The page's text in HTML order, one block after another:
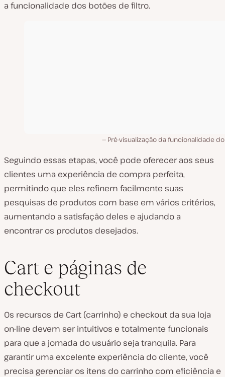
a funcionalidade dos botões de filtro.
Pré-visualização da funcionalidade
Seguindo essas etapas, você pode oferecer aos seus
clientes uma experiência de compra perfeita,
permitindo que eles refinem facilmente suas
pesquisas de produtos com base em vários critérios,
aumentando a satisfação deles e ajudando a
encontrar os produtos desejados.
Cart e páginas de
checkout
Os recursos de Cart (carrinho) e checkout da sua loja
on-line devem ser intuitivos e totalmente funcionais
para que a jornada do usuário seja tranquila. Para
garantir uma excelente experiência do cliente, você
precisa gerenciar os itens do carrinho com eficiência e